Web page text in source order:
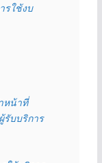
รใช้งบ
หน้าที่
รับบริการ